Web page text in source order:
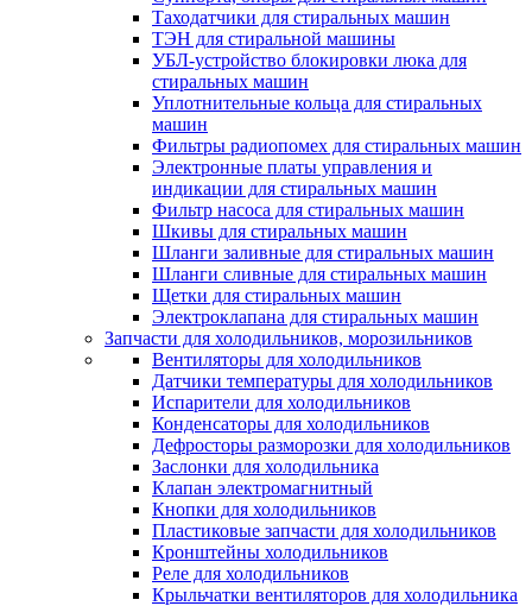
Таходатчики для стиральных машин
ТЭН для стиральной машины
УБЛ-устройство блокировки люка для
стиральных машин
Уплотнительные кольца для стиральных
машин
Фильтры радиопомех для стиральных машин
Электронные платы управления и
индикации для стиральных машин
Фильтр насоса для стиральных машин
Шкивы для стиральных машин
Шланги заливные для стиральных машин
Шланги сливные для стиральных машин
Щетки для стиральных машин
Электроклапана для стиральных машин
Запчасти для холодильников, морозильников
Вентиляторы для холодильников
Датчики температуры для холодильников
Испарители для холодильников
Конденсаторы для холодильников
Дефросторы разморозки для холодильников
Заслонки для холодильника
Клапан электромагнитный
Кнопки для холодильников
Пластиковые запчасти для холодильников
Кронштейны холодильников
Реле для холодильников
Крыльчатки вентиляторов для холодильника